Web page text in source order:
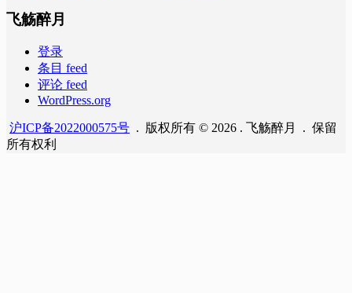
飞觞醉月
登录
条目 feed
评论 feed
WordPress.org
沪ICP备2022000575号 . 版权所有 © 2026 . 飞觞醉月 . 保留
所有权利